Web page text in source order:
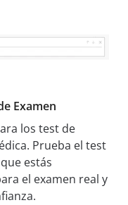
Examen
los test de
Prueba el test
estás
el examen real y